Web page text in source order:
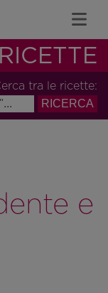
RICETTE
tra le ricette:
e